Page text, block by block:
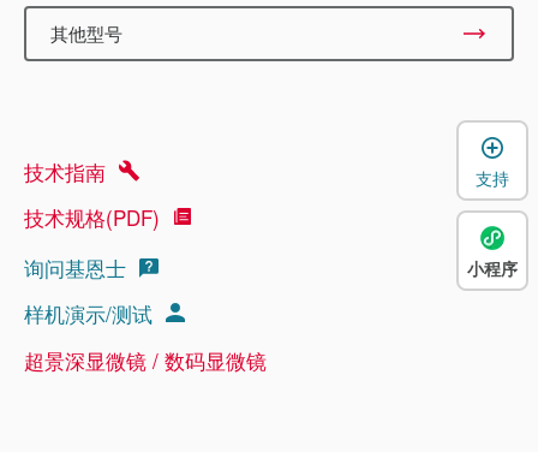
其他型号
技术指南
技术规格(PDF)
询问基恩士
样机演示/测试
超景深显微镜 / 数码显微镜
支持
小程序